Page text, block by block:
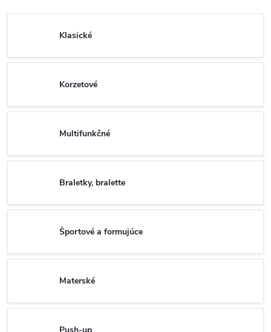
Klasické
Korzetové
Multifunkčné
Braletky, bralette
Športové a formujúce
Materské
Push-up